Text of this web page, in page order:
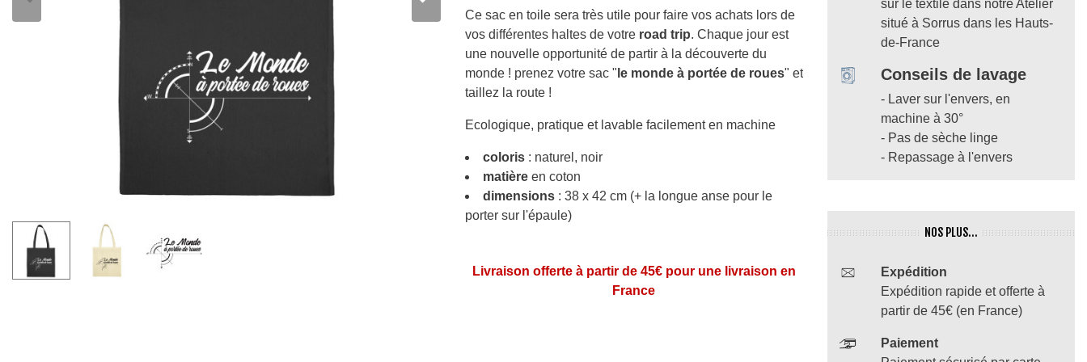
Ce sac en toile sera très utile pour faire vos achats lors de
vos différentes haltes de votre road trip. Chaque jour est
une nouvelle opportunité de partir à la découverte du
monde ! prenez votre sac " le monde à portée de roues" et
taillez la route !
Ecologique, pratique et lavable facilement en machine
coloris : naturel, noir
matière en coton
dimensions : 38 x 42 cm (+ la longue anse pour le
porter sur l'épaule)
Livraison offerte à partir de 45€ pour une livraison en
France
sur le textile dans notre Atelier
situé à Sorrus dans les Hauts-
de-France
Conseils de lavage
- Laver sur l'envers, en
machine à 30°
- Pas de sèche linge
- Repassage à l'envers
NOS PLUS...
Expédition
Expédition rapide et offerte à
partir de 45€ (en France)
Paiement